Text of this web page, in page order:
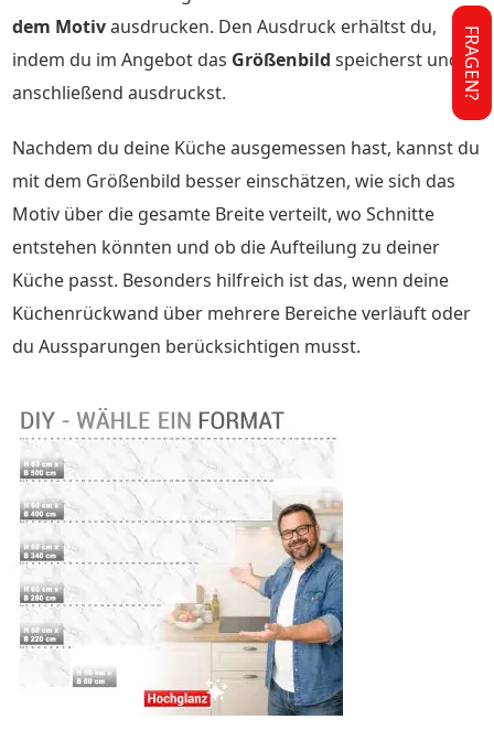
dem Motivausdrucken. Den Ausdruck erhältst du,
indem du im Angebot das Größenbild speicherst und
anschließend ausdruckst.
Nachdem du deine Küche ausgemessen hast, kannst du
mit dem Größenbild besser einschätzen, wie sich das
Motiv über die gesamte Breite verteilt, wo Schnitte
entstehen könnten und ob die Aufteilung zu deiner
Küche passt. Besonders hilfreich ist das, wenn deine
Küchenrückwand über mehrere Bereiche verläuft oder
du Aussparungen berücksichtigen musst.
FRAGEN?